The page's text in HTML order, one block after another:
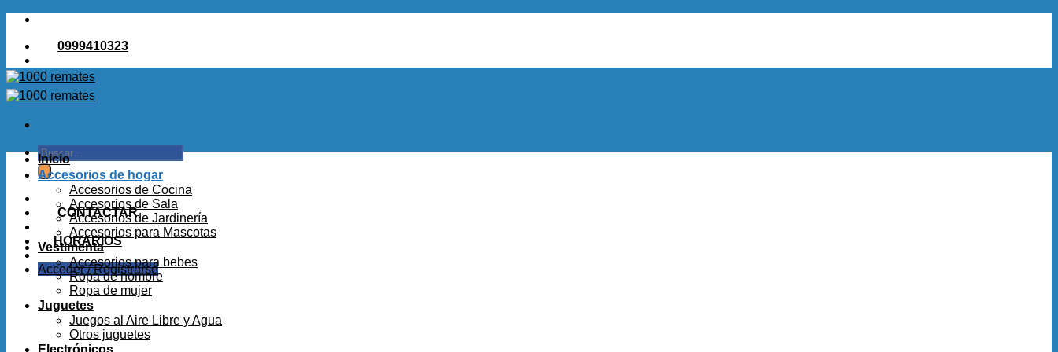
Saltar
contenido0999410323
Buscar
por:
CONTACTAR
HORARIOS
Acceder / Registrarse
Inicio
Accesorios de hogar
Accesorios de Cocina
Accesorios de Sala
Accesorios de Jardinería
Accesorios para Mascotas
Vestimenta
Accesorios para bebes
Ropa de hombre
Ropa de mujer
Juguetes
Juegos al Aire Libre y Agua
Otros juguetes
Electrónicos